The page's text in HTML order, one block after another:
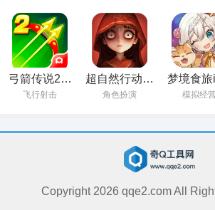
弓箭传说2官
方正版
飞行射击
超自然行动组
官方版
角色扮演
梦境食旅
版
模拟经
Copyright 2026 qqe2.com All